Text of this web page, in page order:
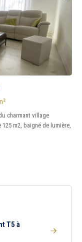
charmant village
m2, baigné de lumière,
T5 à